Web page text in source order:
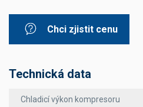
Chci zjistit cenu
Technická data
Chladicí výkon kompresoru